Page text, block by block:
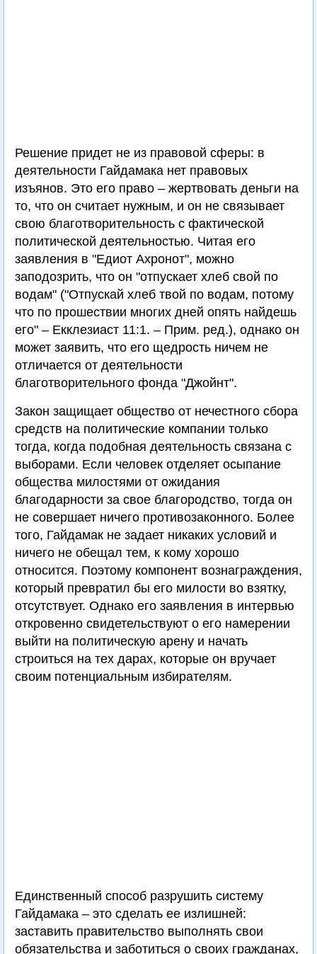
Решение придет не из правовой сферы: в
деятельности Гайдамака нет правовых
изъянов. Это его право – жертвовать деньги на
то, что он считает нужным, и он не связывает
свою благотворительность с фактической
политической деятельностью. Читая его
заявления в "Едиот Ахронот", можно
заподозрить, что он "отпускает хлеб свой по
водам" ("Отпускай хлеб твой по водам, потому
что по прошествии многих дней опять найдешь
его" – Екклезиаст 11:1. – Прим. ред.), однако он
может заявить, что его щедрость ничем не
отличается от деятельности
благотворительного фонда "Джойнт".
Закон защищает общество от нечестного сбора
средств на политические компании только
тогда, когда подобная деятельность связана с
выборами. Если человек отделяет осыпание
общества милостями от ожидания
благодарности за свое благородство, тогда он
не совершает ничего противозаконного. Более
того, Гайдамак не задает никаких условий и
ничего не обещал тем, к кому хорошо
относится. Поэтому компонент вознаграждения,
который превратил бы его милости во взятку,
отсутствует. Однако его заявления в интервью
откровенно свидетельствуют о его намерении
выйти на политическую арену и начать
строиться на тех дарах, которые он вручает
своим потенциальным избирателям.
Единственный способ разрушить систему
Гайдамака – это сделать ее излишней:
заставить правительство выполнять свои
обязательства и заботиться о своих гражданах,